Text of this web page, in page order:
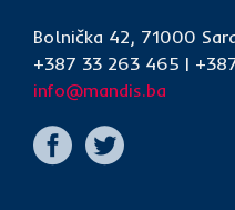
Bolnička 42, 71000
+387 33 263 465 |
info@mandis.ba